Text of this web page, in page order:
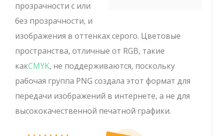
прозрачности с или
без прозрачности, и
изображения в оттенках серого. Цветовые
пространства, отличные от RGB, такие
какCMYK, не поддерживаются, поскольку
рабочая группа PNG создала этот формат для
передачи изображений в интернете, а не для
высококачественной печатной графики.